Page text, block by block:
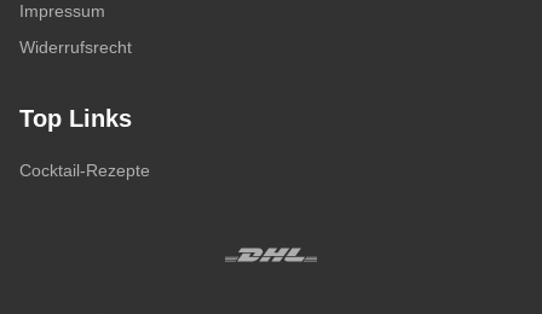
Impressum
Widerrufsrecht
Top Links
Cocktail-Rezepte